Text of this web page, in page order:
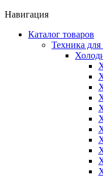
Навигация
Каталог товаров
Техника